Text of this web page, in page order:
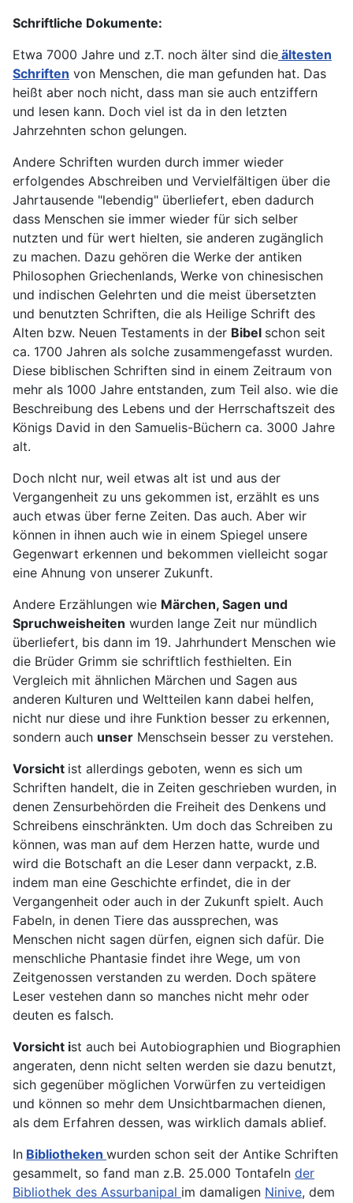
Schriftliche Dokumente:
Etwa 7000 Jahre und z.T. noch älter sind die ältesten
Schriften von Menschen, die man gefunden hat. Das
heißt aber noch nicht, dass man sie auch entziffern
und lesen kann. Doch viel ist da in den letzten
Jahrzehnten schon gelungen.
Andere Schriften wurden durch immer wieder
erfolgendes Abschreiben und Vervielfältigen über die
Jahrtausende "lebendig" überliefert, eben dadurch
dass Menschen sie immer wieder für sich selber
nutzten und für wert hielten, sie anderen zugänglich
zu machen. Dazu gehören die Werke der antiken
Philosophen Griechenlands, Werke von chinesischen
und indischen Gelehrten und die meist übersetzten
und benutzten Schriften, die als Heilige Schrift des
Alten bzw. Neuen Testaments in der Bibel schon seit
ca. 1700 Jahren als solche zusammengefasst wurden.
Diese biblischen Schriften sind in einem Zeitraum von
mehr als 1000 Jahre entstanden, zum Teil also. wie die
Beschreibung des Lebens und der Herrschaftszeit des
Königs David in den Samuelis-Büchern ca. 3000 Jahre
alt.
Doch nIcht nur, weil etwas alt ist und aus der
Vergangenheit zu uns gekommen ist, erzählt es uns
auch etwas über ferne Zeiten. Das auch. Aber wir
können in ihnen auch wie in einem Spiegel unsere
Gegenwart erkennen und bekommen vielleicht sogar
eine Ahnung von unserer Zukunft.
Andere Erzählungen wie Märchen, Sagen und
Spruchweisheiten wurden lange Zeit nur mündlich
überliefert, bis dann im 19. Jahrhundert Menschen wie
die Brüder Grimm sie schriftlich festhielten. Ein
Vergleich mit ähnlichen Märchen und Sagen aus
anderen Kulturen und Weltteilen kann dabei helfen,
nicht nur diese und ihre Funktion besser zu erkennen,
sondern auch unser Menschsein besser zu verstehen.
Vorsicht ist allerdings geboten, wenn es sich um
Schriften handelt, die in Zeiten geschrieben wurden, in
denen Zensurbehörden die Freiheit des Denkens und
Schreibens einschränkten. Um doch das Schreiben zu
können, was man auf dem Herzen hatte, wurde und
wird die Botschaft an die Leser dann verpackt, z.B.
indem man eine Geschichte erfindet, die in der
Vergangenheit oder auch in der Zukunft spielt. Auch
Fabeln, in denen Tiere das aussprechen, was
Menschen nicht sagen dürfen, eignen sich dafür. Die
menschliche Phantasie findet ihre Wege, um von
Zeitgenossen verstanden zu werden. Doch spätere
Leser vestehen dann so manches nicht mehr oder
deuten es falsch.
Vorsicht ist auch bei Autobiographien und Biographien
angeraten, denn nicht selten werden sie dazu benutzt,
sich gegenüber möglichen Vorwürfen zu verteidigen
und können so mehr dem Unsichtbarmachen dienen,
als dem Erfahren dessen, was wirklich damals ablief.
In Bibliotheken wurden schon seit der Antike Schriften
gesammelt, so fand man z.B. 25.000 Tontafeln der
Bibliothek des Assurbanipal im damaligen Ninive, dem